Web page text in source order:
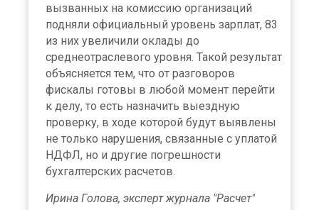
вызванных на комиссию организаций
подняли официальный уровень зарплат, 83
из них увеличили оклады до
среднеотраслевого уровня. Такой результат
объясняется тем, что от разговоров
фискалы готовы в любой момент перейти
к делу, то есть назначить выездную
проверку, в ходе которой будут выявлены
не только нарушения, связанные с уплатой
НДФЛ, но и другие погрешности
бухгалтерских расчетов.
Ирина Голова, эксперт журнала "Расчет"